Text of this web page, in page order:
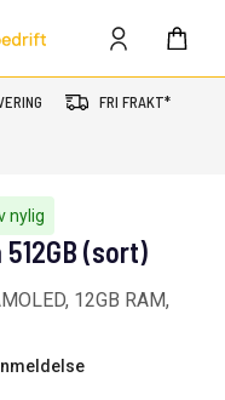
FRI FRAKT*
nylig
(sort)
12GB RAM,